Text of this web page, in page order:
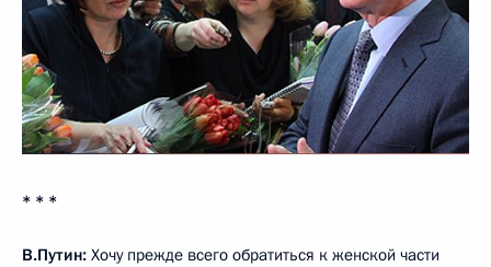
* * *
В.Путин: Хочу прежде всего обратиться к женской части